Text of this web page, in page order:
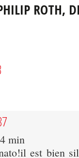
ROTH,
min
est bien